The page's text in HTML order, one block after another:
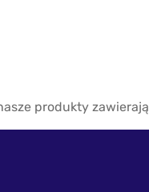
produkty zawierają